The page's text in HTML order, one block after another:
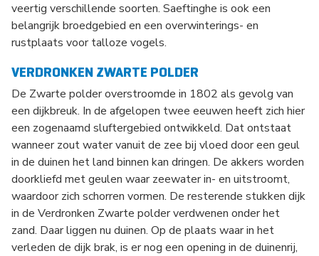
veertig verschillende soorten. Saeftinghe is ook een
belangrijk broedgebied en een overwinterings- en
rustplaats voor talloze vogels.
VERDRONKEN ZWARTE POLDER
De Zwarte polder overstroomde in 1802 als gevolg van
een dijkbreuk. In de afgelopen twee eeuwen heeft zich hier
een zogenaamd sluftergebied ontwikkeld. Dat ontstaat
wanneer zout water vanuit de zee bij vloed door een geul
in de duinen het land binnen kan dringen. De akkers worden
doorkliefd met geulen waar zeewater in- en uitstroomt,
waardoor zich schorren vormen. De resterende stukken dijk
in de Verdronken Zwarte polder verdwenen onder het
zand. Daar liggen nu duinen. Op de plaats waar in het
verleden de dijk brak, is er nog een opening in de duinenrij,